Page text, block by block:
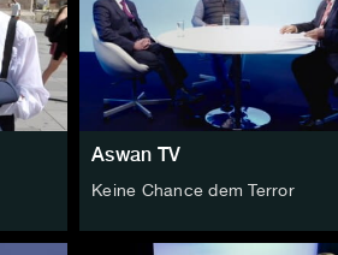
Aswan TV
Keine Chance dem Terror